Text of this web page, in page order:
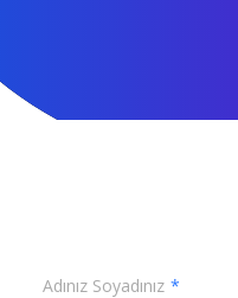
Adınız Soyadınız